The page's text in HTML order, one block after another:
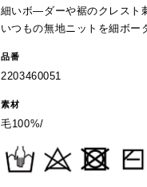
細いボ―ダーや裾のクレスト
いつもの無地ニットを細ボー
品番
2203460051
素材
毛100%/